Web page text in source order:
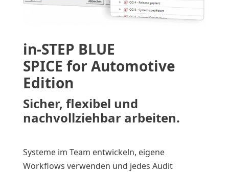
in-STEP BLUE
SPICE for Automotive
Edition
Sicher, flexibel und
nachvollziehbar arbeiten.
Systeme im Team entwickeln, eigene
Workflows verwenden und jedes Audit